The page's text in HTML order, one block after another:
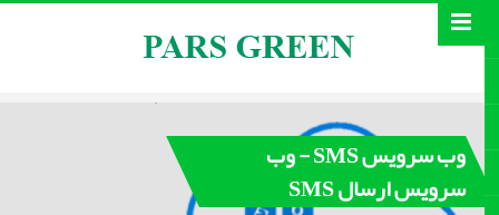
وب سرویس SMS - وب
سرویس ارسال SMS